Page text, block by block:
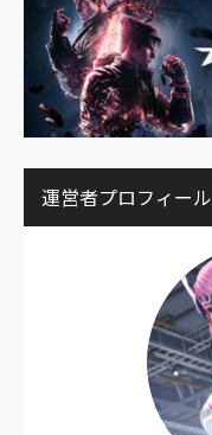
運営者プロフィール